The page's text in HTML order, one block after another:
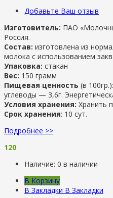
Добавьте Ваш отзыв
Изготовитель: ПАО
Россия.
Состав: изготовлена из
молока с использованием
Упаковка: стакан
Вес: 150 грамм
Пищевая ценность (в
углеводы — 3,6г.
Условия хранения: Хранить
Срок хранения: 10 сут.
Подробнее >>
120
Наличие: 0 в наличии
В Корзину
В Закладки В Закладки